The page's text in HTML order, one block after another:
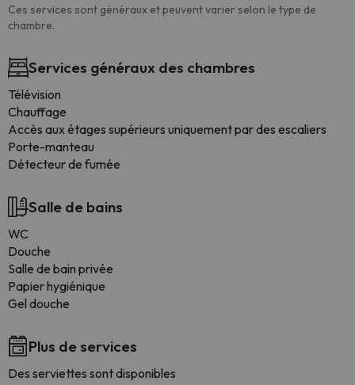
Ces services sont généraux et peuvent varier selon le type de
chambre.
Services généraux des chambres
Télévision
Chauffage
Accès aux étages supérieurs uniquement par des escaliers
Porte-manteau
Détecteur de fumée
Salle de bains
WC
Douche
Salle de bain privée
Papier hygiénique
Gel douche
Plus de services
Des serviettes sont disponibles